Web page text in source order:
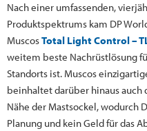
Nach einer umfassenden,
Produktspektrums kam DP
MuscosTotal Light Control –
weitem beste Nachrüstlösung
Standorts ist. Muscos
beinhaltet darüber hinaus auch
Nähe der Mastsockel, wodurch
Planung und kein Geld für das